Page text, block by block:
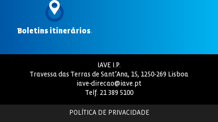
Boletins itinerários.
IAVE I.P.
Travessa das Terras de Sant’Ana, 15, 1250-269 Lisboa
iave-direcao@iave.pt
Telf. 21 389 5100
POLÍTICA DE PRIVACIDADE